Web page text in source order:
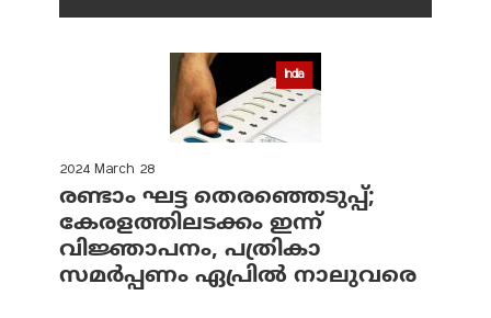
India
2024 March 28
രണ്ടാം ഘട്ട തെരഞ്ഞെടുപ്പ്;
കേരളത്തിലടക്കം ഇന്ന്
വിജ്ഞാപനം, പത്രികാ
സമര്‍പ്പണം ഏപ്രില്‍ നാലുവരെ